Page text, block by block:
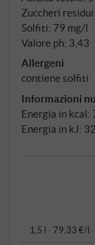
Zuccheri
Solfiti: 79 mg/l
Valore ph: 3,43
Allergeni
contiene solfiti
Informazioni
Energia in kcal:
Energia in kJ:
1,5 l · 79,33 €/l ·